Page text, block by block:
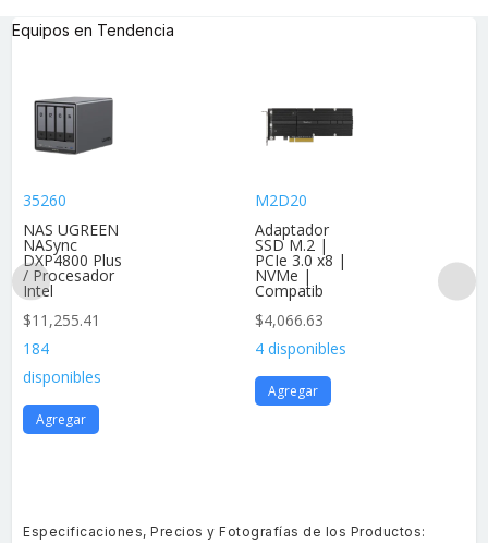
Equipos en Tendencia
35260
NAS UGREEN
NASync
DXP4800 Plus
/ Procesador
Intel
$11,255.41
184
disponibles
Agregar
M2D20
Adaptador
SSD M.2 |
PCIe 3.0 x8 |
NVMe |
Compatib
$4,066.63
4 disponibles
Agregar
Especificaciones, Precios y Fotografías de los Productos: